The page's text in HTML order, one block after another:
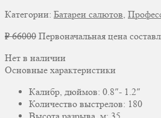
Категории: Батареи салютов,
₽66000 Первоначальная цена
Нет в наличии
Основные характеристики
Калибр, дюймов: 0.8″- 1.2″
Количество выстрелов: 180